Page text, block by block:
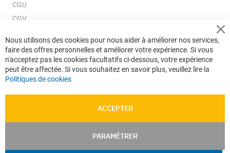
CGU
CGV
Données personnelles
Confidentialité
Plan du site
Nous utilisons des cookies pour nous aider à améliorer nos services,
faire des offres personnelles et améliorer votre expérience. Si vous
n'acceptez pas les cookies facultatifs ci-dessous, votre expérience
peut être affectée. Si vous souhaitez en savoir plus, veuillez lire la
Politiques de cookies
ACCEPTER
PARAMÉTRER